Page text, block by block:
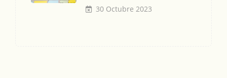
30 Octubre 2023